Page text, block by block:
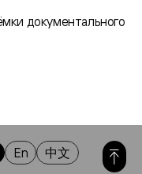
документального
En 中文